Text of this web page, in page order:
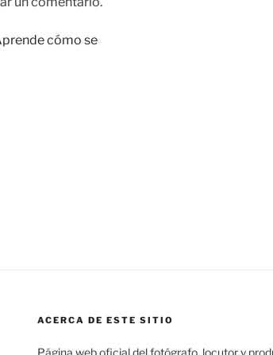
cómo se
ACERCA DE ESTE SITIO